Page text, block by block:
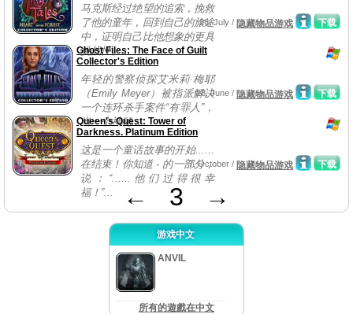
马克斯经过绝望的追索，挽救
了他的童年，回到自己的旅途
中，证明自己比他想象的更具
挑战性。...
下载
26, July / 隐藏物品游戏
Ghost Files: The Face of Guilt
Collector's Edition
年轻的警察侦探艾米莉·梅耶
（Emily Meyer）被指派解决
一个连环杀手案件“有罪人”，
当一个神秘...
下载
28, June / 隐藏物品游戏
Queen's Quest: Tower of
Darkness. Platinum Edition
这是一个童话故事的开始......
在结束！你知道 - 的一部分，
说：“......他们过得很幸
福！”...
下载
7, October / 隐藏物品游戏
← 3 →
游戏中文
ANVIL
所有的遊戲在中文